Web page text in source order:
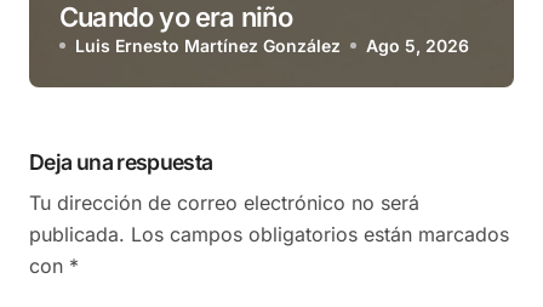
Cuando yo era niño
Luis Ernesto Martínez González Ago 5, 2026
Deja una respuesta
Tu dirección de correo electrónico no será
publicada. Los campos obligatorios están marcados
con *